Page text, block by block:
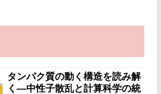
タンパク質の動く構造を読み解
く―中性子散乱と計算科学の統